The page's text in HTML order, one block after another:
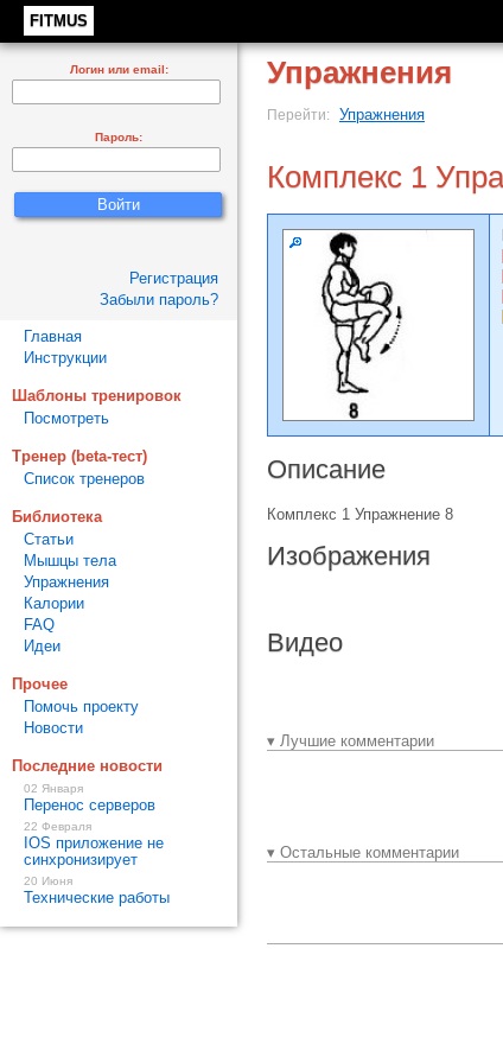
FITMUS
Упражнения
Перейти: Упражнения
Комплекс 1
Описание
Комплекс 1 Упражнение 8
Изображения
Видео
▾ Лучшие комментарии
▾ Остальные комментарии
Логин или email:
Пароль:
Регистрация
Забыли пароль?
Главная
Инструкции
Шаблоны тренировок
Посмотреть
Тренер (beta-тест)
Список тренеров
Библиотека
Статьи
Мышцы тела
Упражнения
Калории
FAQ
Идеи
Прочее
Помочь проекту
Новости
Последние новости
02 Января
Перенос серверов
22 Февраля
IOS приложение не
синхронизирует
20 Июня
Технические работы